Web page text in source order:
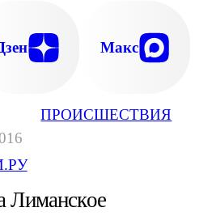
ПРОИСШЕСТВИЯ
Макс
Лиманское